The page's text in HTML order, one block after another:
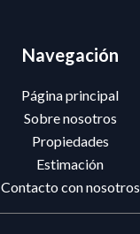
Navegación
Página principal
Sobre nosotros
Propiedades
Estimación
Contacto con nosotros